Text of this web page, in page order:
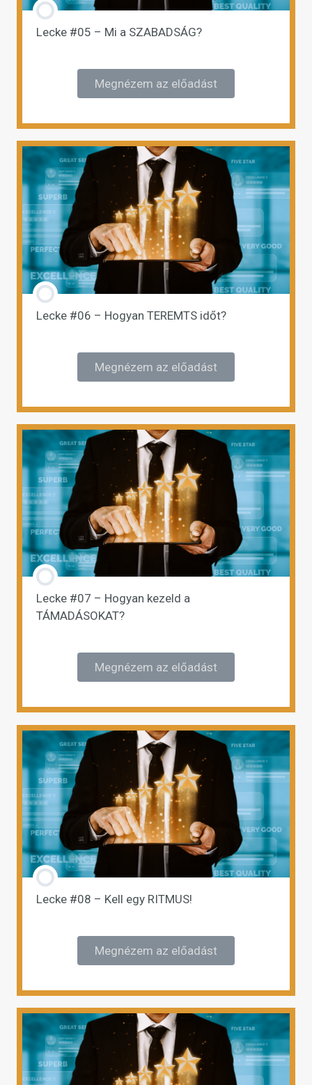
Lecke #05 – Mi a SZABADSÁG?
Megnézem az előadást
Lecke #06 – Hogyan TEREMTS időt?
Megnézem az előadást
Lecke #07 – Hogyan kezeld a
TÁMADÁSOKAT?
Megnézem az előadást
Lecke #08 – Kell egy RITMUS!
Megnézem az előadást